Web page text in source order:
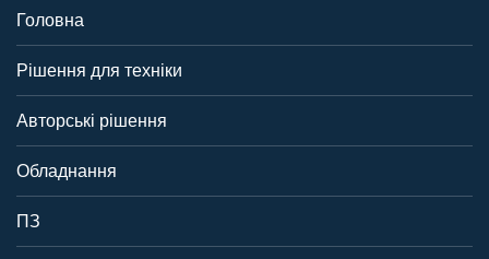
Головна
Рішення для техніки
Авторські рішення
Обладнання
ПЗ